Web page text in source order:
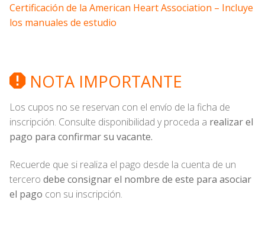
Certificación de la American Heart Association – Incluye
los manuales de estudio
NOTA IMPORTANTE
Los cupos no se reservan con el envío de la ficha de
inscripción. Consulte disponibilidad y proceda a realizar el
pago para confirmar su vacante.
Recuerde que si realiza el pago desde la cuenta de un
tercero debe consignar el nombre de este para asociar
el pago con su inscripción.